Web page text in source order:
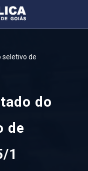
seletivo de
do
de
1